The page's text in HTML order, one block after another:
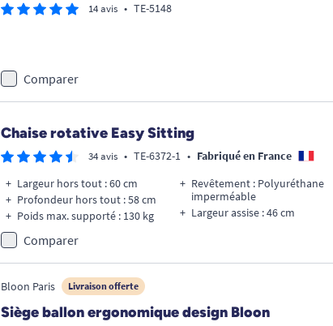
14 avis • TE-5148
Comparer
Chaise rotative Easy Sitting
34 avis • TE-6372-1 • Fabriqué en France
Largeur hors tout : 60 cm
Profondeur hors tout : 58 cm
Poids max. supporté : 130 kg
Revêtement : Polyuréthane
imperméable
Largeur assise : 46 cm
Comparer
Bloon Paris Livraison offerte
Siège ballon ergonomique design Bloon